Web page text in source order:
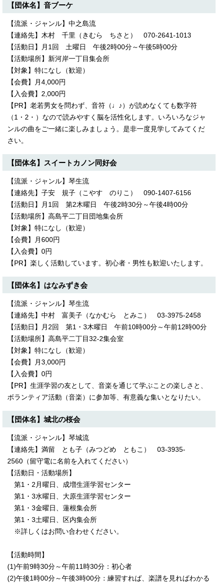
【団体名】音ブーケ
【流派・ジャンル】中之島流
【連絡先】木村 千里（きむら ちさと） 070-2641-1013
【活動日】月1回 土曜日 午後2時00分～午後5時00分
【活動場所】新河岸一丁目集会所
【対象】特になし（歓迎）
【会費】月4,000円
【入会費】2,000円
【PR】老若男女を問わず、音符（♩♪）が読めなくても数字符
（1・2・）なので読みやすく脳を活性化します。いろいろなジャ
ンルの曲をご一緒に楽しみましょう。是非一度見学してみてくだ
さい。
【団体名】スイートカノン同好会
【流派・ジャンル】琴生流
【連絡先】子安 規子（こやす のりこ） 090-1407-6156
【活動日】月1回 第2木曜日 午後2時30分～午後4時00分
【活動場所】高島平二丁目団地集会所
【対象】特になし（歓迎）
【会費】月600円
【入会費】0円
【PR】楽しく活動しています。初心者・男性も歓迎いたします。
【団体名】はなみずき会
【流派・ジャンル】琴生流
【連絡先】中村 富美子（なかむら とみこ） 03-3975-2458
【活動日】月2回 第1・3木曜日 午前10時00分～午前12時00分
【活動場所】高島平二丁目32-2集会室
【対象】特になし（歓迎）
【会費】月3,000円
【入会費】0円
【PR】生涯学習の友として、音楽を通じて学ぶことの楽しさと、
ボランティア活動（音楽）に参加等、有意義な集いとなりたい。
【団体名】城北の桜会
【流派・ジャンル】琴城流
【連絡先】満留 とも子（みつどめ ともこ） 03-3935-
2560（留守電に名前を入れてください）
【活動日・活動場所】
第1・2月曜日、成増生涯学習センター
第1・3水曜日、大原生涯学習センター
第1・3金曜日、蓮根集会所
第1・3土曜日、区内集会所
※詳しくはお問い合わせください。
【活動時間】
(1)午前9時30分～午前11時30分：初心者
(2)午後1時00分～午後3時00分：練習すれば、楽譜を見ればわかる